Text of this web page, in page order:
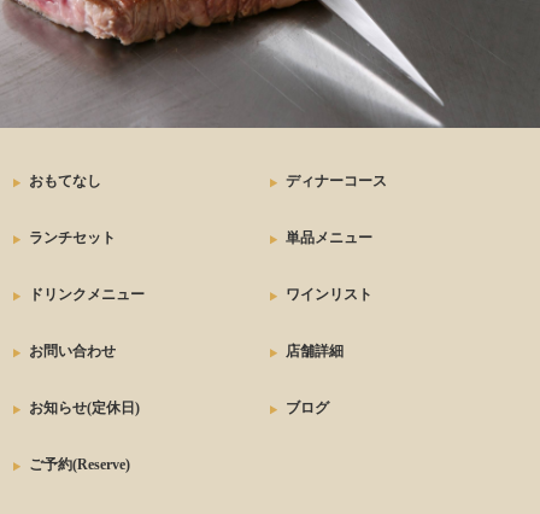
おもてなし ディナーコース
ランチセット 単品メニュー
ドリンクメニュー ワインリスト
お問い合わせ 店舗詳細
お知らせ(定休日) ブログ
ご予約(Reserve)